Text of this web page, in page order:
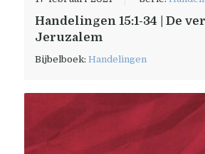
Handelingen 15:1-34 | De
Jeruzalem
Bijbelboek:Handelingen